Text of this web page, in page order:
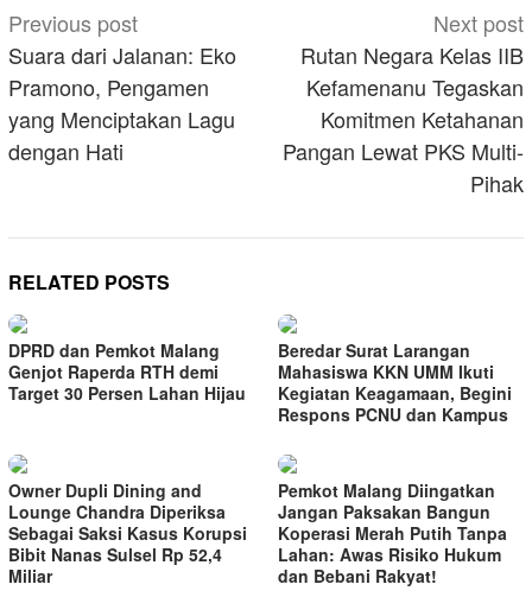
Post
navigation
Previous post
Suara dari Jalanan: Eko
Pramono, Pengamen
yang Menciptakan Lagu
dengan Hati
Next post
Rutan Negara Kelas IIB
Kefamenanu Tegaskan
Komitmen Ketahanan
Pangan Lewat PKS Multi-
Pihak
RELATED POSTS
DPRD dan Pemkot Malang
Genjot Raperda RTH demi
Target 30 Persen Lahan Hijau
Beredar Surat Larangan
Mahasiswa KKN UMM Ikuti
Kegiatan Keagamaan, Begini
Respons PCNU dan Kampus
Owner Dupli Dining and
Lounge Chandra Diperiksa
Sebagai Saksi Kasus Korupsi
Bibit Nanas Sulsel Rp 52,4
Miliar
Pemkot Malang Diingatkan
Jangan Paksakan Bangun
Koperasi Merah Putih Tanpa
Lahan: Awas Risiko Hukum
dan Bebani Rakyat!